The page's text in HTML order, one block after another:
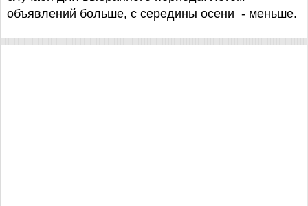
объявлений больше, с середины осени - меньше.